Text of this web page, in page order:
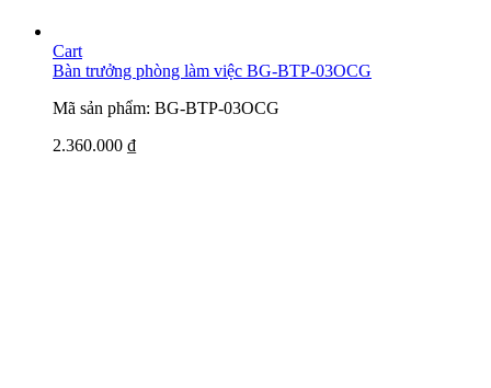
Cart
Bàn trưởng phòng làm việc BG-BTP-03OCG
Mã sản phẩm: BG-BTP-03OCG
2.360.000 ₫